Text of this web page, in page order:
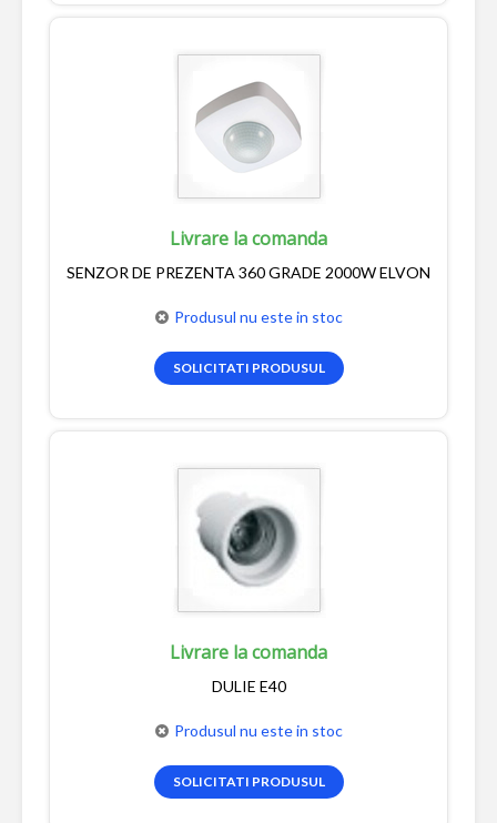
Livrare la comanda
SENZOR DE PREZENTA 360 GRADE 2000W ELVON
Produsul nu este in stoc
SOLICITATI PRODUSUL
Livrare la comanda
DULIE E40
Produsul nu este in stoc
SOLICITATI PRODUSUL